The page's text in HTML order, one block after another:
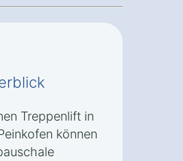
Treppenlift in
können